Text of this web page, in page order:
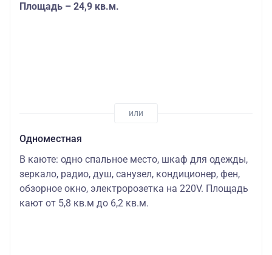
Площадь – 24,9 кв.м.
Одноместная
В каюте: одно спальное место, шкаф для одежды,
зеркало, радио, душ, санузел, кондиционер, фен,
обзорное окно, электророзетка на 220V. Площадь
кают от 5,8 кв.м до 6,2 кв.м.